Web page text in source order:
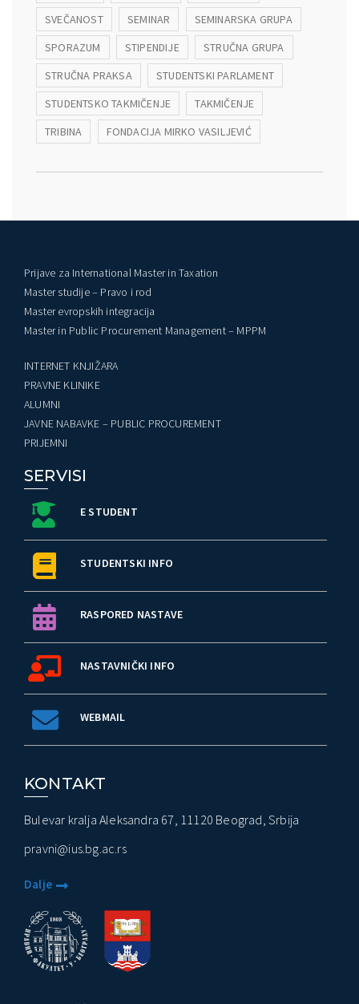
SVEČANOST
SEMINAR
SEMINARSKA GRUPA
SPORAZUM
STIPENDIJE
STRUČNA GRUPA
STRUČNA PRAKSA
STUDENTSKI PARLAMENT
STUDENTSKO TAKMIČENJE
TAKMIČENJE
TRIBINA
FONDACIJA MIRKO VASILJEVIĆ
Prijave za International Master in Taxation
Master studije – Pravo i rod
Master evropskih integracija
Master in Public Procurement Management – MPPM
INTERNET KNJIŽARA
PRAVNE KLINIKE
ALUMNI
JAVNE NABAVKE – PUBLIC PROCUREMENT
PRIJEMNI
SERVISI
E STUDENT
STUDENTSKI INFO
RASPORED NASTAVE
NASTAVNIČKI INFO
WEBMAIL
KONTAKT
Bulevar kralja Aleksandra 67, 11120 Beograd, Srbija
pravni@ius.bg.ac.rs
Dalje